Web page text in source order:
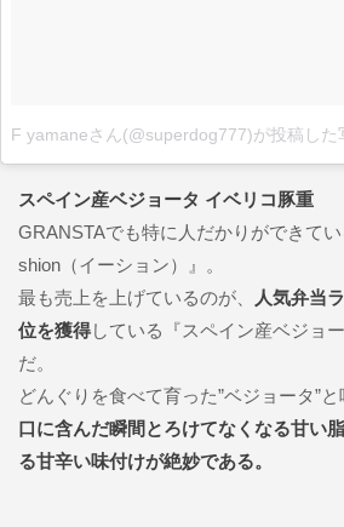
F yamaneさん(@superdog777)が投稿した
スペイン産ベジョータ イベリコ豚重
GRANSTAでも特に人だかりができて
shion（イーション）』。
最も売上を上げているのが、
人気弁当
位を獲得している『スペイン産ベジョ
だ。
どんぐりを食べて育った”ベジョータ”と
口に含んだ瞬間とろけてなくなる甘い
る甘辛い味付けが絶妙である。